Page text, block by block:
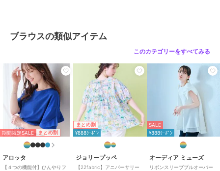
トップス
／
素材
ポリエステル: 100%
商品のお取り扱い方法
お手入れ
30℃まで手洗い可 石油系ドライク
リーニング弱 ごく弱いウエットク
リーニング
特徴
トップス
LL･13号以上あり
ブラウス
ブラウスの類似アイテム
このカテゴリーをすべてみる
期間限定SALE まとめ割
アロッタ
【４つの機能付】ひんやりフ
まとめ割
¥888ｸｰﾎﾟﾝ
ジョリープッペ
【22fabric】アニバーサリー
SALE
¥888ｸｰﾎﾟﾝ
オーディア ミューズ
リボンスリーブプルオーバー